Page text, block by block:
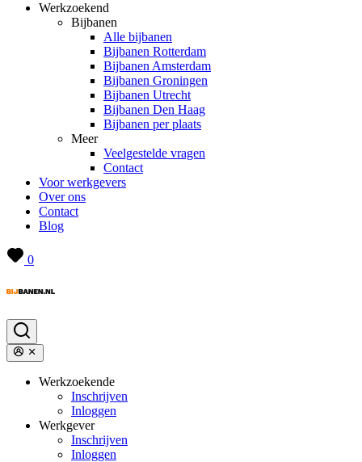
Werkzoekend
Bijbanen
Alle bijbanen
Bijbanen Rotterdam
Bijbanen Amsterdam
Bijbanen Groningen
Bijbanen Utrecht
Bijbanen Den Haag
Bijbanen per plaats
Meer
Veelgestelde vragen
Contact
Voor werkgevers
Over ons
Contact
Blog
0
Werkzoekende
Inschrijven
Inloggen
Werkgever
Inschrijven
Inloggen